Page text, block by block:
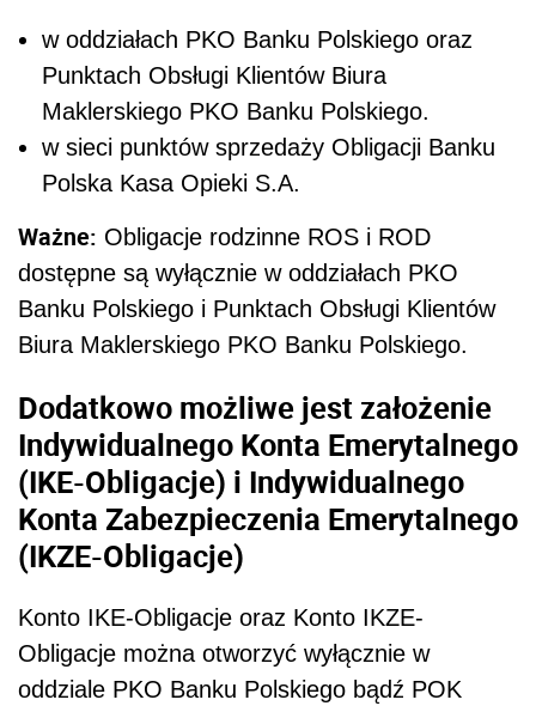
w oddziałach PKO Banku Polskiego oraz
Punktach Obsługi Klientów Biura
Maklerskiego PKO Banku Polskiego.
w sieci punktów sprzedaży Obligacji Banku
Polska Kasa Opieki S.A.
Ważne: Obligacje rodzinne ROS i ROD
dostępne są wyłącznie w oddziałach PKO
Banku Polskiego i Punktach Obsługi Klientów
Biura Maklerskiego PKO Banku Polskiego.
Dodatkowo możliwe jest założenie
Indywidualnego Konta Emerytalnego
(IKE-Obligacje) i Indywidualnego
Konta Zabezpieczenia Emerytalnego
(IKZE-Obligacje)
Konto IKE-Obligacje oraz Konto IKZE-
Obligacje można otworzyć wyłącznie w
oddziale PKO Banku Polskiego bądź POK